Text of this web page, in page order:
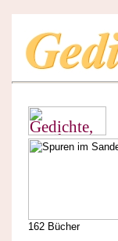
162 Bücher